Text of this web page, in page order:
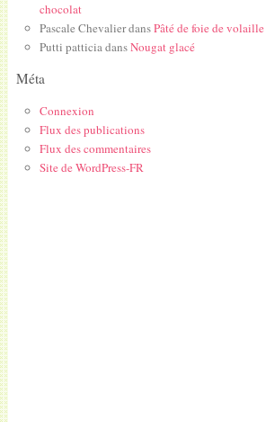
chocolat
Pascale ChevalierdansPâté de foie de
Putti patticiadansNougat glacé
Méta
Connexion
Flux des publications
Flux des commentaires
Site de WordPress-FR